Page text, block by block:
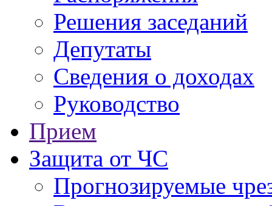
Решения заседаний
Депутаты
Сведения о доходах
Руководство
Прием
Защита от ЧС
Прогнозируемые